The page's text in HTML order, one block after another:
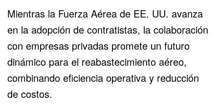
Mientras la Fuerza Aérea de EE. UU. avanza
en la adopción de contratistas, la colaboración
con empresas privadas promete un futuro
dinámico para el reabastecimiento aéreo,
combinando eficiencia operativa y reducción
de costos.